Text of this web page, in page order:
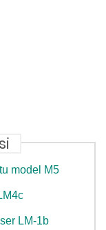
model M5
LM-1b